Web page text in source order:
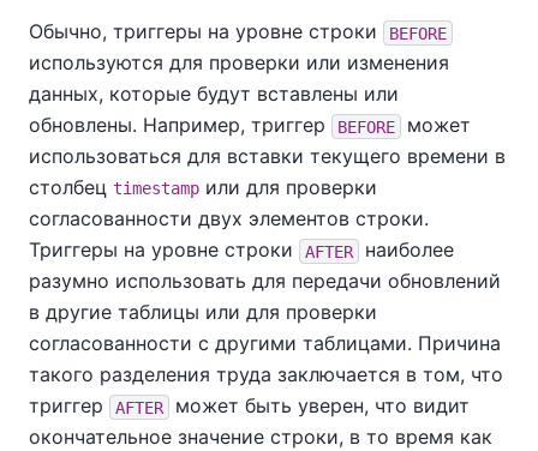
Обычно, триггеры на уровне строки BEFORE
используются для проверки или изменения
данных, которые будут вставлены или
обновлены. Например, триггер
BEFORE
может
использоваться для вставки текущего времени в
столбец timestamp или для проверки
согласованности двух элементов строки.
Триггеры на уровне строки
AFTER
наиболее
разумно использовать для передачи обновлений
в другие таблицы или для проверки
согласованности с другими таблицами. Причина
такого разделения труда заключается в том, что
триггер
AFTER
может быть уверен, что видит
окончательное значение строки, в то время как